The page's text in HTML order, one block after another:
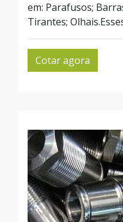
em: Parafusos;
Tirantes;
Cotar agora